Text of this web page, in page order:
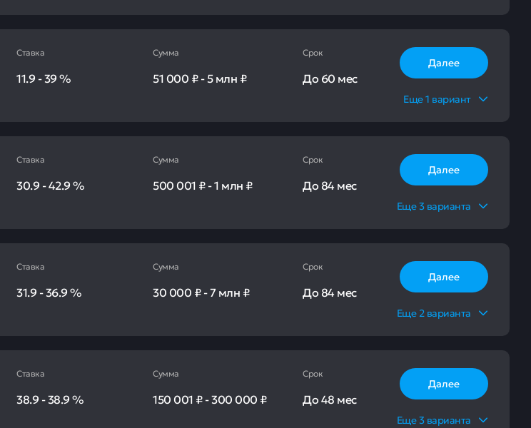
Ставка
11.9-39%
Сумма
51 000 ₽-5 млн ₽
Срок
До60 мес
Далее
Еще1 вариант
Ставка
30.9-42.9%
Сумма
500 001 ₽-1 млн ₽
Срок
До84 мес
Далее
Еще3 варианта
Ставка
31.9-36.9%
Сумма
30 000 ₽-7 млн ₽
Срок
До84 мес
Далее
Еще2 варианта
Ставка
38.9-38.9%
Сумма
150 001 ₽-300 000 ₽
Срок
До48 мес
Далее
Еще3 варианта